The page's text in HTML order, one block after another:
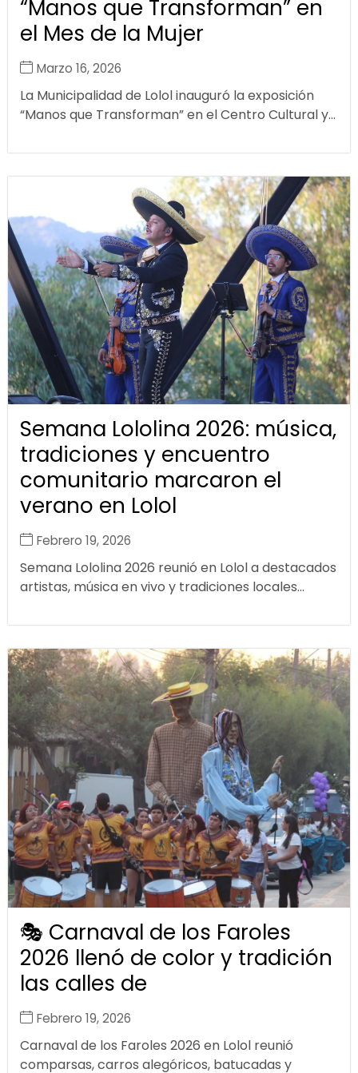
“Manos que Transforman” en
el Mes de la Mujer
Marzo 16, 2026
La Municipalidad de Lolol inauguró la exposición
“Manos que Transforman” en el Centro Cultural y...
Semana Lololina 2026: música,
tradiciones y encuentro
comunitario marcaron el
verano en Lolol
Febrero 19, 2026
Semana Lololina 2026 reunió en Lolol a destacados
artistas, música en vivo y tradiciones locales...
🎭 Carnaval de los Faroles
2026 llenó de color y tradición
las calles de
Febrero 19, 2026
Carnaval de los Faroles 2026 en Lolol reunió
comparsas, carros alegóricos, batucadas y